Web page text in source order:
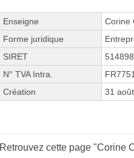
Enseigne
Corine
Forme juridique
SIRET
N° TVA Intra.
Création
31
Retrouvez cette page "Corine